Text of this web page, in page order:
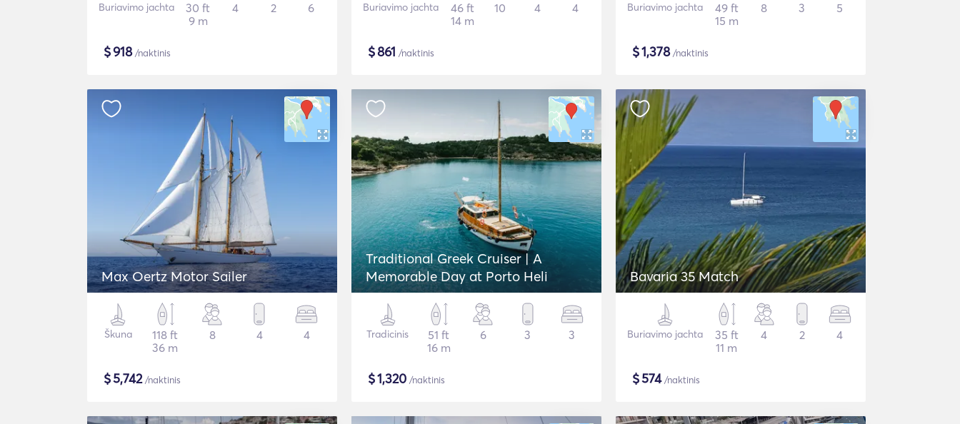
Buriavimo jachta
30 ft
9 m
4 2 6
$918/naktinis
Buriavimo jachta
46 ft
14 m
10 4 4
$861 /naktinis
Buriavimo jachta
49 ft
15 m
8 3 5
$1,378/naktinis
Max Oertz Motor Sailer
Škuna
118 ft
36 m
8 4 4
$5,742/naktinis
Traditional Greek Cruiser | A
Memorable Day at Porto Heli
Tradicinis
51 ft
16 m
6 3 3
$1,320 /naktinis
Bavaria 35 Match
Buriavimo jachta
35 ft
11 m
4 2 4
$574/naktinis